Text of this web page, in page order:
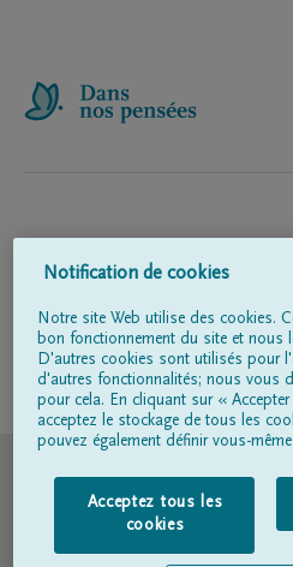
Suivez-nous sur
Conditions
Notification de cookies
Notre site Web utilise des cookies.
bon fonctionnement du site et nous
D'autres cookies sont utilisés pour
d'autres fonctionnalités; nous vous
pour cela. En cliquant sur «
acceptez le stockage de tous les
pouvez également définir vous-
Acceptez tous les
cookies